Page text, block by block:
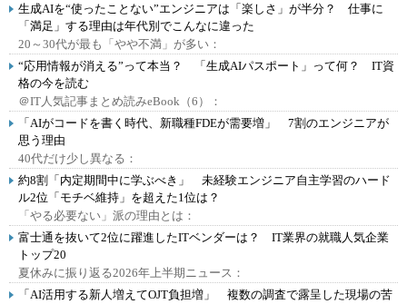
生成AIを“使ったことない”エンジニアは「楽しさ」が半分？ 仕事に
「満足」する理由は年代別でこんなに違った
20～30代が最も「やや不満」が多い：
“応用情報が消える”って本当？ 「生成AIパスポート」って何？ IT資
格の今を読む
＠IT人気記事まとめ読みeBook（6）：
「AIがコードを書く時代、新職種FDEが需要増」 7割のエンジニアが
思う理由
40代だけ少し異なる：
約8割「内定期間中に学ぶべき」 未経験エンジニア自主学習のハード
ル2位「モチベ維持」を超えた1位は？
「やる必要ない」派の理由とは：
富士通を抜いて2位に躍進したITベンダーは？ IT業界の就職人気企業
トップ20
夏休みに振り返る2026年上半期ニュース：
「AI活用する新人増えてOJT負担増」 複数の調査で露呈した現場の苦